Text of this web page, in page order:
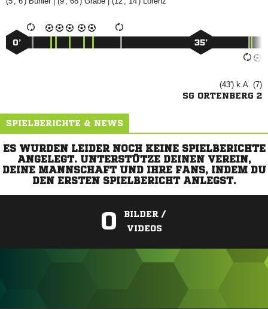
0’ 35’
(43') k.A. (7)
SG ORTENBERG 2
SPIELBERICHTE & NEWS
ES WURDEN LEIDER NOCH KEINE SPIELBERICHTE
ANGELEGT. UNTERSTÜTZE DEINEN VEREIN,
DEINE MANNSCHAFT UND IHRE FANS, INDEM DU
DEN ERSTEN SPIELBERICHT ANLEGST.
0
BILDER /
VIDEOS